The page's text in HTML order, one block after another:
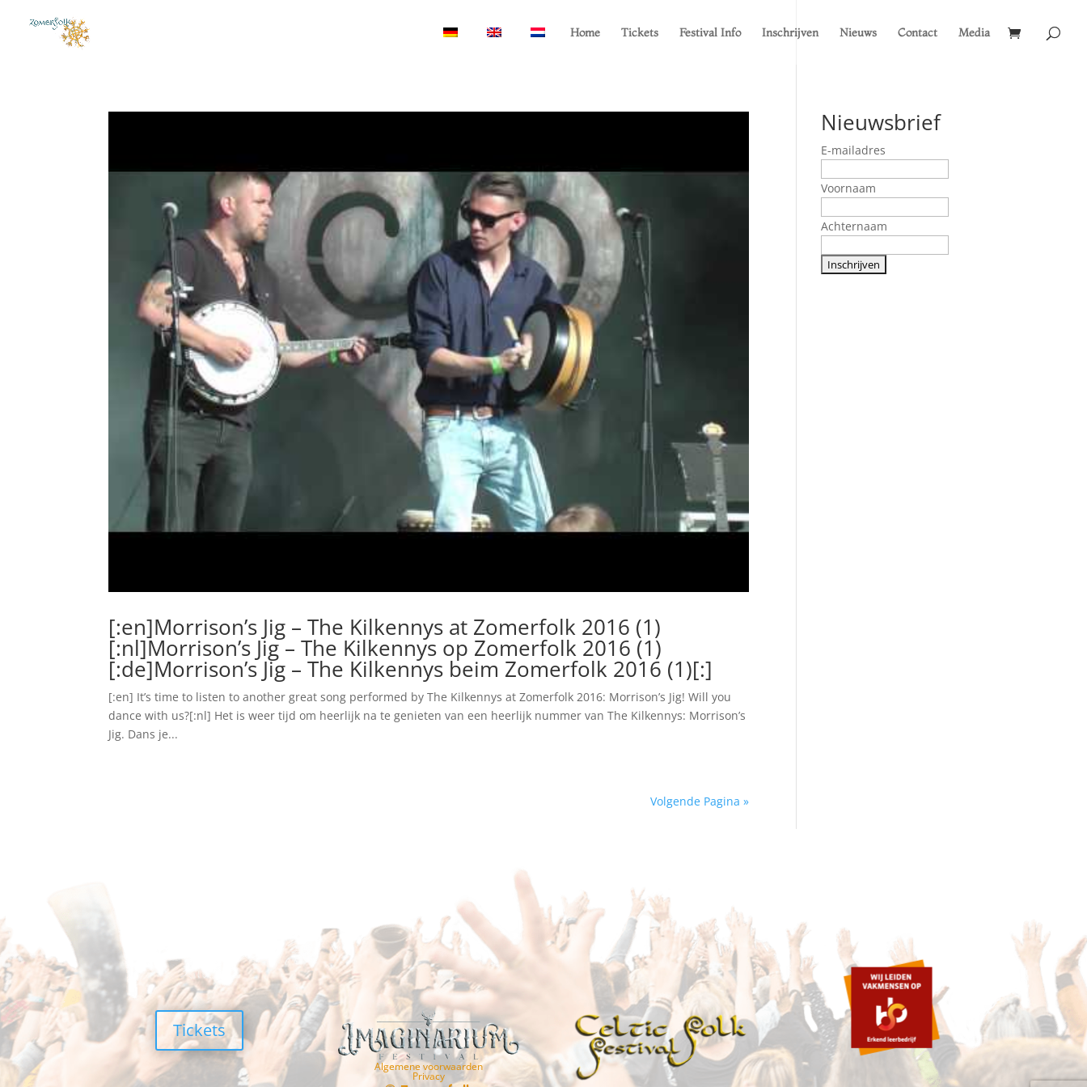
Home Tickets Festival Info Inschrijven Nieuws Contact Media
[:en]Morrison’s Jig – The Kilkennys at Zomerfolk 2016 (1)
[:nl]Morrison’s Jig – The Kilkennys op Zomerfolk 2016 (1)
[:de]Morrison’s Jig – The Kilkennys beim Zomerfolk 2016 (1)[:]
[:en] It’s time to listen to another great song performed by The Kilkennys at Zomerfolk 2016: Morrison’s Jig! Will you
dance with us?[:nl] Het is weer tijd om heerlijk na te genieten van een heerlijk nummer van The Kilkennys: Morrison’s
Jig. Dans je...
Volgende Pagina »
Nieuwsbrief
E-mailadres
Voornaam
Achternaam
Tickets
Algemene voorwaarden
Privacy